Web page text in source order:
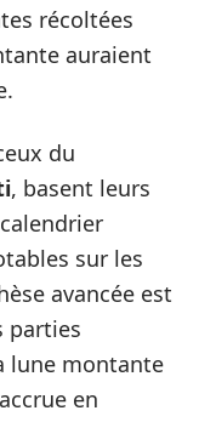
récoltées
auraient
du
, basent leurs
sur les
avancée est
parties
lune montante
en